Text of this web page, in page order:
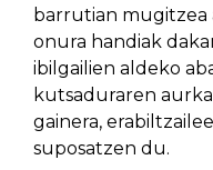
barrutian mugitzea
onura handiak
ibilgailien aldeko
kutsaduraren
gainera,
suposatzen du.